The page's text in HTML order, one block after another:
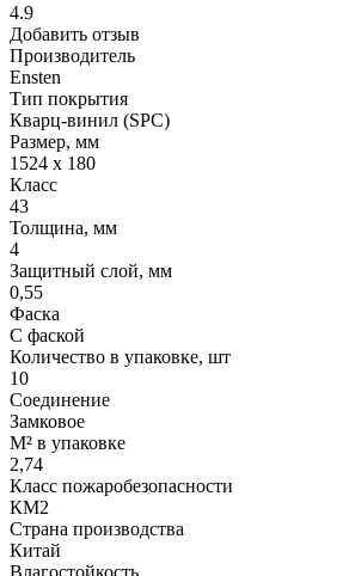
4.9
Добавить отзыв
Производитель
Ensten
Тип покрытия
Кварц-винил (SPC)
Размер, мм
1524 х 180
Класс
43
Толщина, мм
4
Защитный слой, мм
0,55
Фаска
С фаской
Количество в упаковке, шт
10
Соединение
Замковое
М² в упаковке
2,74
Класс пожаробезопасности
КМ2
Страна производства
Китай
Влагостойкость